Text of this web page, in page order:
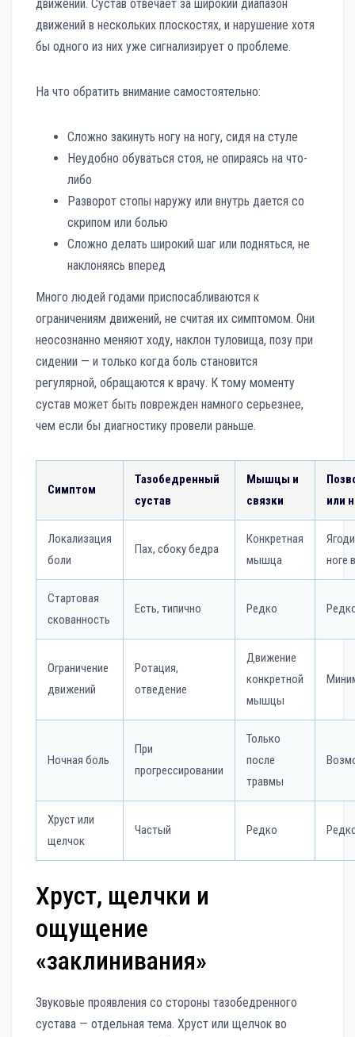
движений. Сустав отвечает за широкий диапазон
движений в нескольких плоскостях, и нарушение хотя
бы одного из них уже сигнализирует о проблеме.
На что обратить внимание самостоятельно:
Сложно закинуть ногу на ногу, сидя на стуле
Неудобно обуваться стоя, не опираясь на что-
либо
Разворот стопы наружу или внутрь дается со
скрипом или болью
Сложно делать широкий шаг или подняться, не
наклоняясь вперед
Много людей годами приспосабливаются к
ограничениям движений, не считая их симптомом. Они
неосознанно меняют ходу, наклон туловища, позу при
сидении — и только когда боль становится
регулярной, обращаются к врачу. К тому моменту
сустав может быть поврежден намного серьезнее,
чем если бы диагностику провели раньше.
Симптом
Тазобедренный
сустав
Мышцы и
связки
или
Локализация
боли
Пах, сбоку бедра
Конкретная
мышца
ноге
Стартовая
скованность
Есть, типично Редко
Ограничение
движений
Ротация,
отведение
Движение
конкретной
мышцы
Ночная боль
При
прогрессировании
Только
после
травмы
Хруст или
щелчок
Частый Редко
Хруст, щелчки и
ощущение
«заклинивания»
Звуковые проявления со стороны тазобедренного
сустава — отдельная тема. Хруст или щелчок во